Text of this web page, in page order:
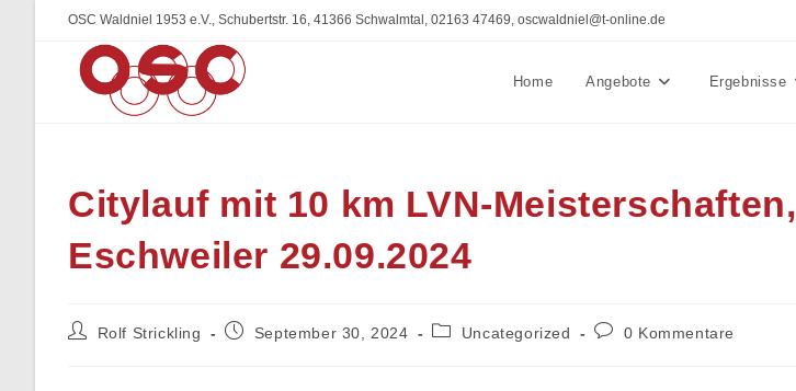
OSC Waldniel 1953 e.V., Schubertstr. 16, 41366 Schwalmtal, 02163 47469, oscwaldniel@t-online.de
Home Angebote Ergebnisse
Citylauf mit 10 km LVN-Meisterschaften,
Eschweiler 29.09.2024
Beitrags-
Rolf Strickling
BeitragSeptember 30, 2024
Beitrags-
Uncategorized
Beitrags-
0 Kommentare